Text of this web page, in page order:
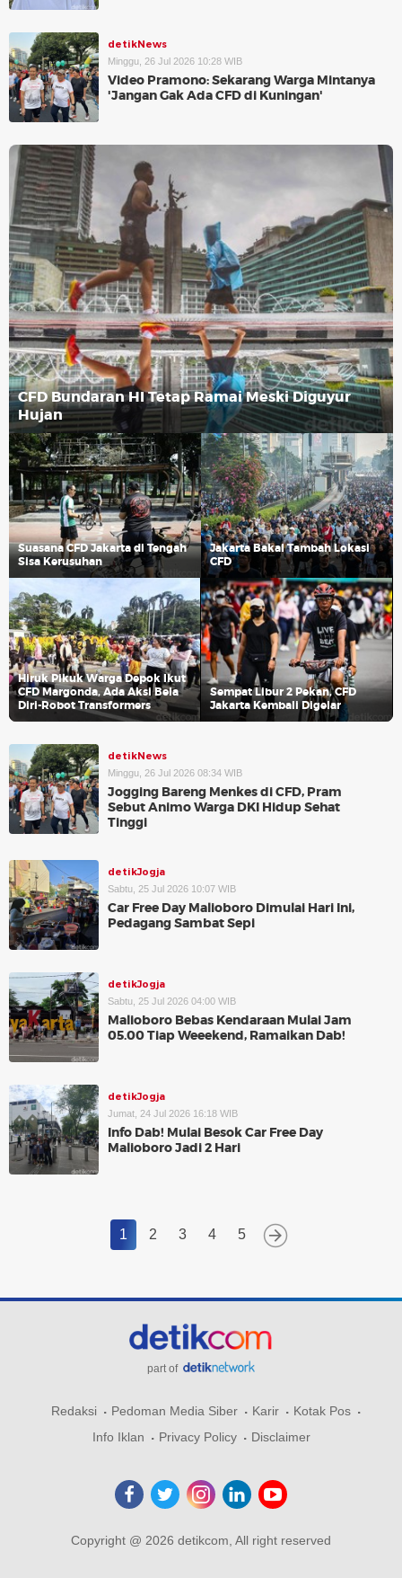
detikNews
Minggu, 26 Jul 2026 10:28 WIB
Video Pramono: Sekarang Warga Mintanya
'Jangan Gak Ada CFD di Kuningan'
CFD Bundaran HI Tetap Ramai Meski Diguyur
Hujan
Suasana CFD Jakarta di Tengah
Sisa Kerusuhan
Jakarta Bakal Tambah Lokasi
CFD
Hiruk Pikuk Warga Depok Ikut
CFD Margonda, Ada Aksi Bela
Diri-Robot Transformers
Sempat Libur 2 Pekan, CFD
Jakarta Kembali Digelar
detikNews
Minggu, 26 Jul 2026 08:34 WIB
Jogging Bareng Menkes di CFD, Pram
Sebut Animo Warga DKI Hidup Sehat
Tinggi
detikJogja
Sabtu, 25 Jul 2026 10:07 WIB
Car Free Day Malioboro Dimulai Hari Ini,
Pedagang Sambat Sepi
detikJogja
Sabtu, 25 Jul 2026 04:00 WIB
Malioboro Bebas Kendaraan Mulai Jam
05.00 Tiap Weeekend, Ramaikan Dab!
detikJogja
Jumat, 24 Jul 2026 16:18 WIB
Info Dab! Mulai Besok Car Free Day
Malioboro Jadi 2 Hari
1 2 3 4 5
part of
Redaksi Pedoman Media Siber Karir
Kotak Pos
Info Iklan
Privacy Policy Disclaimer
Copyright @ 2026 detikcom, All right reserved